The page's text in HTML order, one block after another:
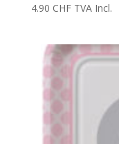
4.90 CHF TVA Incl.